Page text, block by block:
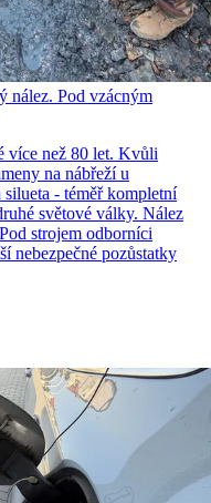
nález. Pod vzácným
více než 80 let. Kvůli
na nábřeží u
- téměř kompletní
světové války. Nález
strojem odborníci
nebezpečné pozůstatky